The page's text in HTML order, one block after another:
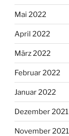
Mai 2022
April 2022
März 2022
Februar 2022
Januar 2022
Dezember 2021
November 2021